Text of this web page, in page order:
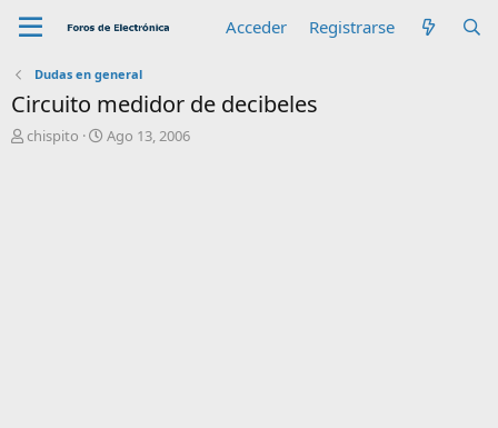
Acceder Registrarse
Dudas en general
Circuito medidor de decibeles
A
chispito
F
Ago 13, 2006